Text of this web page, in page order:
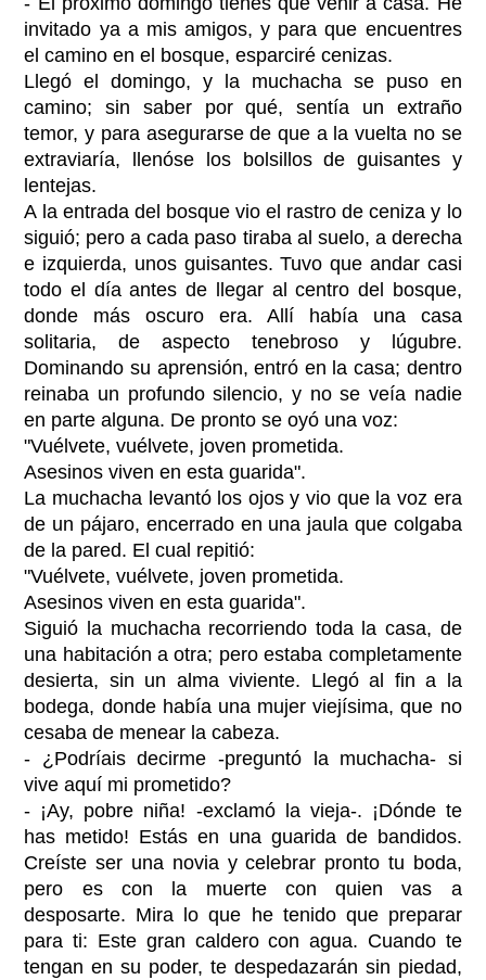
invitado ya a mis amigos, y para que encuentres
el camino en el bosque, esparciré cenizas.
Llegó el domingo, y la muchacha se puso en
camino; sin saber por qué, sentía un extraño
temor, y para asegurarse de que a la vuelta no se
extraviaría, llenóse los bolsillos de guisantes y
lentejas.
A la entrada del bosque vio el rastro de ceniza y lo
siguió; pero a cada paso tiraba al suelo, a derecha
e izquierda, unos guisantes. Tuvo que andar casi
todo el día antes de llegar al centro del bosque,
donde más oscuro era. Allí había una casa
solitaria, de aspecto tenebroso y lúgubre.
Dominando su aprensión, entró en la casa; dentro
reinaba un profundo silencio, y no se veía nadie
en parte alguna. De pronto se oyó una voz:
"Vuélvete, vuélvete, joven prometida.
Asesinos viven en esta guarida".
La muchacha levantó los ojos y vio que la voz era
de un pájaro, encerrado en una jaula que colgaba
de la pared. El cual repitió:
"Vuélvete, vuélvete, joven prometida.
Asesinos viven en esta guarida".
Siguió la muchacha recorriendo toda la casa, de
una habitación a otra; pero estaba completamente
desierta, sin un alma viviente. Llegó al fin a la
bodega, donde había una mujer viejísima, que no
cesaba de menear la cabeza.
- ¿Podríais decirme -preguntó la muchacha- si
vive aquí mi prometido?
- ¡Ay, pobre niña! -exclamó la vieja-. ¡Dónde te
has metido! Estás en una guarida de bandidos.
Creíste ser una novia y celebrar pronto tu boda,
pero es con la muerte con quien vas a
desposarte. Mira lo que he tenido que preparar
para ti: Este gran caldero con agua. Cuando te
tengan en su poder, te despedazarán sin piedad,